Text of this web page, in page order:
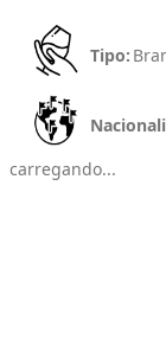
Tipo:
carregando...